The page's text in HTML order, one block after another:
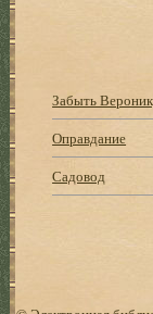
Забыть
Оправдание
Садовод